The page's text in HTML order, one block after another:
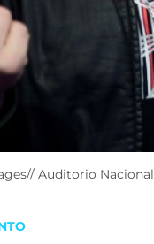
Auditorio Nacional